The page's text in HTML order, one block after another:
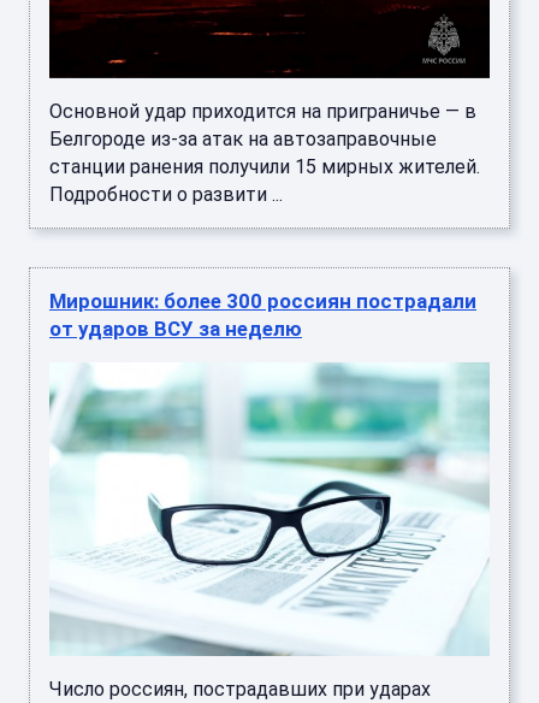
Основной удар приходится на приграничье — в
Белгороде из-за атак на автозаправочные
станции ранения получили 15 мирных жителей.
Подробности о развити ...
Мирошник: более 300 россиян пострадали
от ударов ВСУ за неделю
Число россиян, пострадавших при ударах